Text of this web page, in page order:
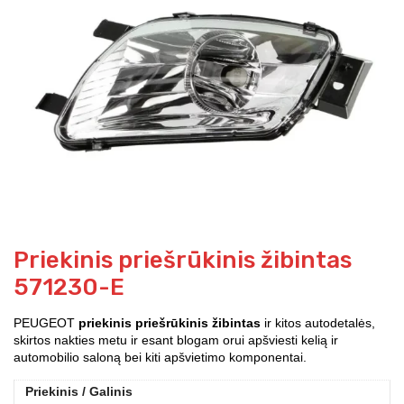
Priekinis priešrūkinis žibintas
571230-E
PEUGEOT priekinis priešrūkinis žibintas ir kitos autodetalės,
skirtos nakties metu ir esant blogam orui apšviesti kelią ir
automobilio saloną bei kiti apšvietimo komponentai.
Priekinis / Galinis